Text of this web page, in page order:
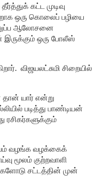
கட்ட முடிவு
ஒரு கொலைப் பழியை
ஆலோசனை
இருக்கும் ஒரு போலீஸ்
விஜயலட்சுமி சிறையில்
யார் என்று
படித்து பாண்டியன்
ரசிகர்களுக்கும்
வழங்க வழக்கைக்
மூலம் குற்றவாளி
சட்டத்தின் முன்